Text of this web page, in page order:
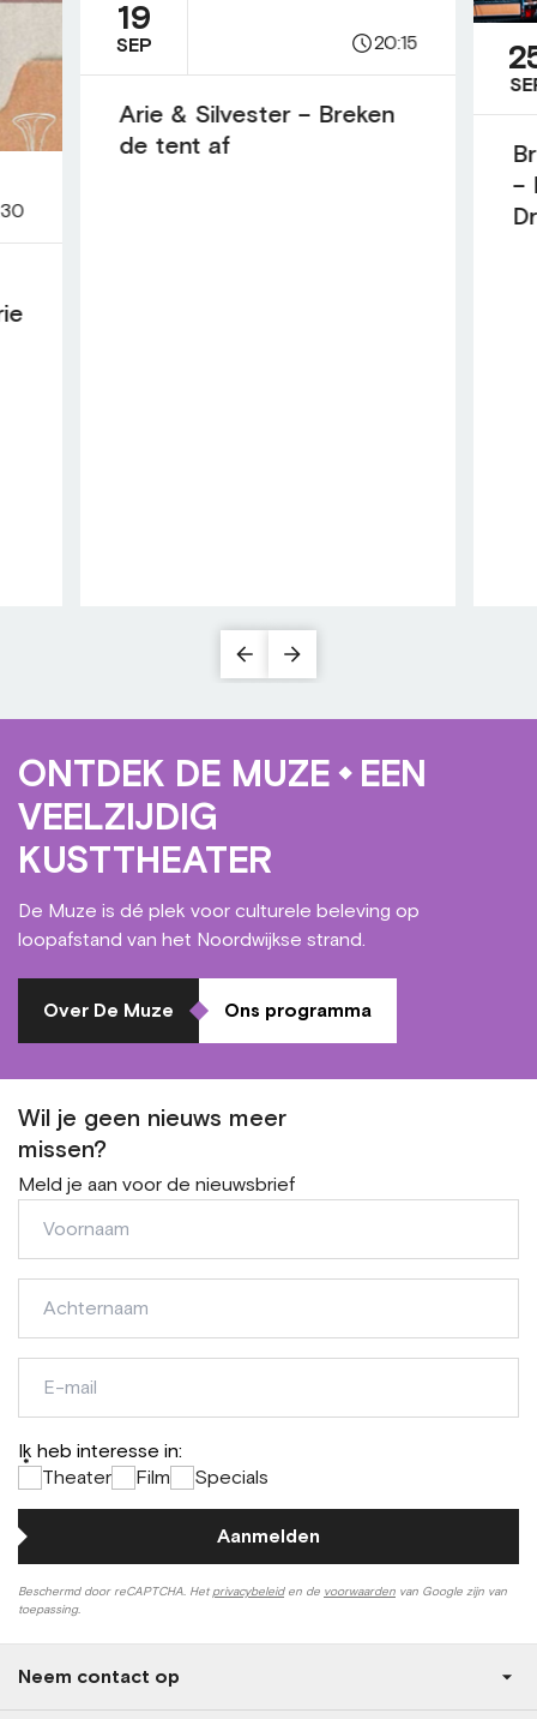
19
SEP 20:15
Arie & Silvester – Breken
de tent af
–
ONTDEK DE MUZE EEN
VEELZIJDIG
KUSTTHEATER
De Muze is dé plek voor culturele beleving op
loopafstand van het Noordwijkse strand.
Over De Muze Ons programma
Wil je geen nieuws meer
missen?
Meld je aan voor de nieuwsbrief
Ik heb interesse in:
*
Theater Film Specials
mail
Aanmelden
Beschermd door reCAPTCHA. Het privacybeleiden de voorwaarden van Google zijn van
toepassing.
Neem contact op